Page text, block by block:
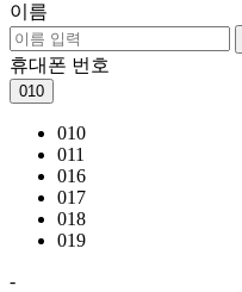
이름
휴대폰 번호
010
010
011
016
017
018
019
-